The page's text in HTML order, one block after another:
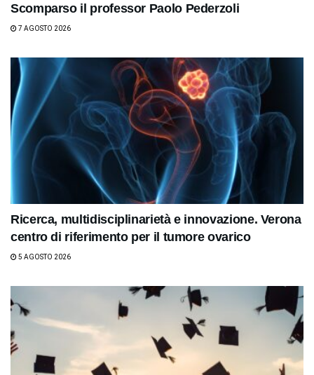
Scomparso il professor Paolo Pederzoli
7 AGOSTO 2026
Ricerca, multidisciplinarietà e innovazione. Verona
centro di riferimento per il tumore ovarico
5 AGOSTO 2026